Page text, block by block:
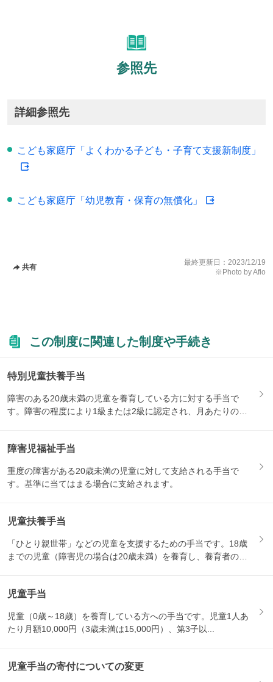
参照先
詳細参照先
こども家庭庁「よくわかる子ども・子育て支援新制度」
こども家庭庁「幼児教育・保育の無償化」
共有
最終更新日： 2023/12/19
※Photo by Aflo
この制度に関連した制度や手続き
特別児童扶養手当
障害のある20歳未満の児童を養育している方に対する手当で
す。障害の程度により1級または2級に認定され、月あたりの支
障害児福祉手当
重度の障害がある20歳未満の児童に対して支給される手当で
す。基準に当てはまる場合に支給されます。
児童扶養手当
「ひとり親世帯」などの児童を支援するための手当です。18歳
までの児童（障害児の場合は20歳未満）を養育し、養育者の所
児童手当
児童（0歳～18歳）を養育している方への手当です。児童1人あ
たり月額10,000円（3歳未満は15,000円）、第3子以...
児童手当の寄付についての変更